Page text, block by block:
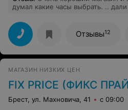
думал какие часы выбрать. ..
покупкой и тем, где покупал!!!!
Отзывы12
МАГАЗИН НИЗКИХ ЦЕН
FIX PRICE (ФИКС
Брест, ул. Махновича, 41 с 09:00